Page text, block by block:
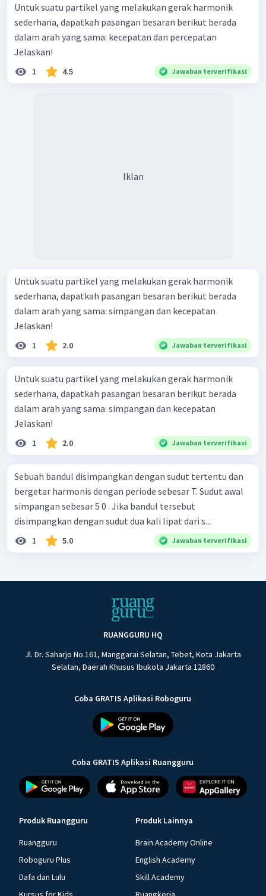
Untuk suatu partikel yang melakukan gerak harmonik
sederhana, dapatkah pasangan besaran berikut berada
dalam arah yang sama: kecepatan dan percepatan
Jelaskan!
1 4.5 Jawaban terverifikasi
Iklan
Untuk suatu partikel yang melakukan gerak harmonik
sederhana, dapatkah pasangan besaran berikut berada
dalam arah yang sama: simpangan dan kecepatan
Jelaskan!
1 2.0 Jawaban terverifikasi
Untuk suatu partikel yang melakukan gerak harmonik
sederhana, dapatkah pasangan besaran berikut berada
dalam arah yang sama: simpangan dan kecepatan
Jelaskan!
1 2.0 Jawaban terverifikasi
Sebuah bandul disimpangkan dengan sudut tertentu dan
bergetar harmonis dengan periode sebesar T. Sudut awal
simpangan sebesar 5 0 . Jika bandul tersebut
disimpangkan dengan sudut dua kali lipat dari s...
1 5.0 Jawaban terverifikasi
RUANGGURU HQ
Jl. Dr. Saharjo No.161, Manggarai Selatan, Tebet, Kota Jakarta
Selatan, Daerah Khusus Ibukota Jakarta 12860
Coba GRATIS Aplikasi Roboguru
Coba GRATIS Aplikasi Ruangguru
Produk Ruangguru
Ruangguru
Roboguru Plus
Dafa dan Lulu
Produk Lainnya
Brain Academy Online
English Academy
Skill Academy